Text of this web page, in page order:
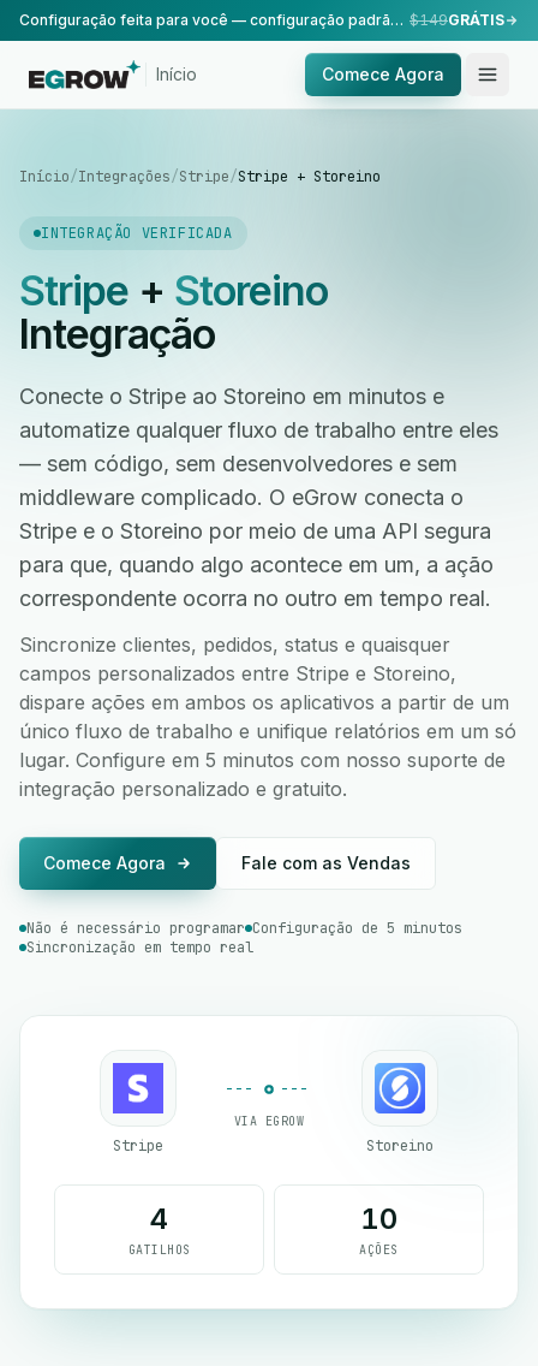
Configuração feita para você — configuração padrão, realizada pela nossa equipe. $149GRÁTIS
Início Comece Agora
Início/Integrações/Stripe/Stripe + Storeino
INTEGRAÇÃO VERIFICADA
Stripe+ Storeino
Integração
Conecte o Stripe ao Storeino em minutos e
automatize qualquer fluxo de trabalho entre eles
— sem código, sem desenvolvedores e sem
middleware complicado. O eGrow conecta o
Stripe e o Storeino por meio de uma API segura
para que, quando algo acontece em um, a ação
correspondente ocorra no outro em tempo real.
Sincronize clientes, pedidos, status e quaisquer
campos personalizados entre Stripe e Storeino,
dispare ações em ambos os aplicativos a partir de um
único fluxo de trabalho e unifique relatórios em um só
lugar. Configure em 5 minutos com nosso suporte de
integração personalizado e gratuito.
Comece Agora Fale com as Vendas
Não é necessário programar Configuração de 5 minutos
Sincronização em tempo real
Stripe
VIA EGROW
Storeino
4
GATILHOS
10
AÇÕES